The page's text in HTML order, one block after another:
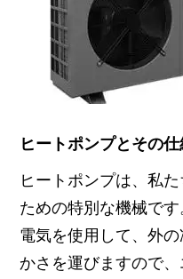
ヒートポンプとその
ヒートポンプは、私
ための特別な機械で
電気を使用して、外
かさを運びますので